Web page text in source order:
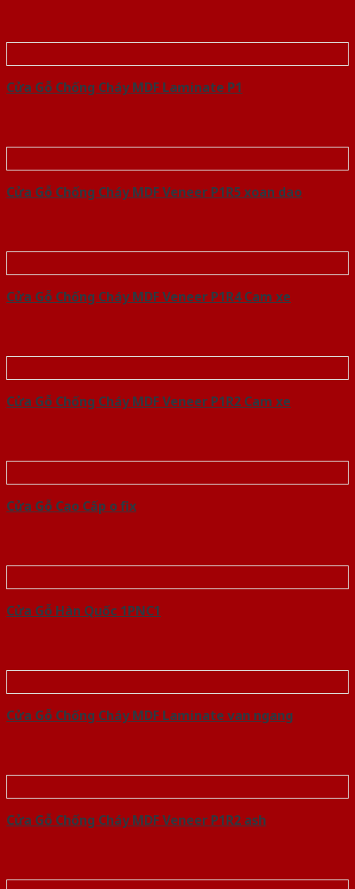
Cửa Gỗ Chống Cháy MDF Laminate P1
Cửa Gỗ Chống Cháy MDF Veneer P1R5 xoan dao
Cửa Gỗ Chống Cháy MDF Veneer P1R4 Cam xe
Cửa Gỗ Chống Cháy MDF Veneer P1R2 Cam xe
Cửa Gỗ Cao Cấp o fix
Cửa Gỗ Hàn Quốc 1PNC1
Cửa Gỗ Chống Cháy MDF Laminate van ngang
Cửa Gỗ Chống Cháy MDF Veneer P1R2 ash